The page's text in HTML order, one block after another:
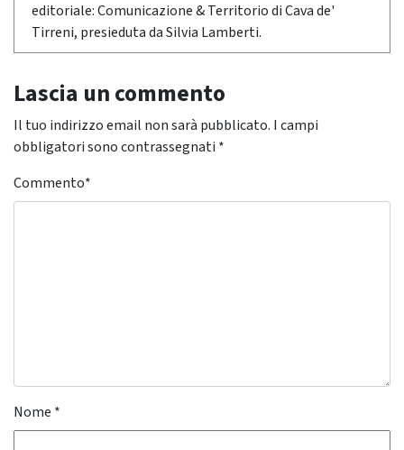
editoriale: Comunicazione & Territorio di Cava de'
Tirreni, presieduta da Silvia Lamberti.
Lascia un commento
Il tuo indirizzo email non sarà pubblicato. I campi
obbligatori sono contrassegnati *
Commento*
Nome *